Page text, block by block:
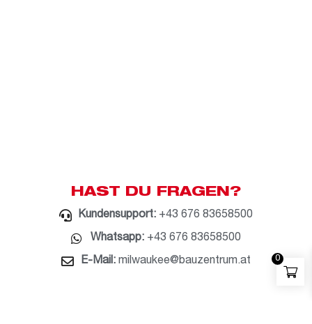
HAST DU FRAGEN?
Kundensupport: +43 676 83658500
Whatsapp:+43 676 83658500
E-Mail:milwaukee@bauzentrum.at 0